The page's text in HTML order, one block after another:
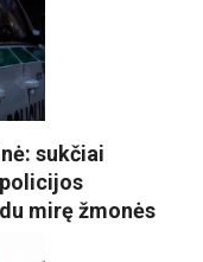
sukčiai
mirę žmonės